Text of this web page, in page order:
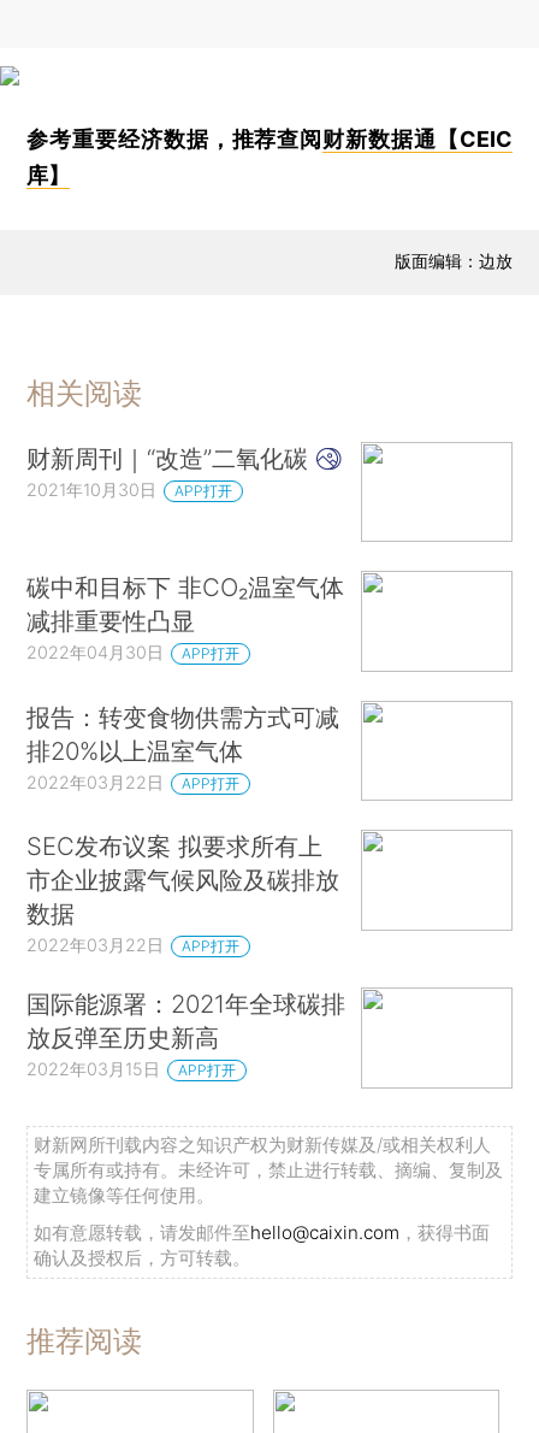
参考重要经济数据，推荐查阅 财新数据通【CEIC
库】
版面编辑：边放
相关阅读
财新周刊｜“改造”二氧化碳
2021年10月30日 APP打开
碳中和目标下 非CO₂温室气体
减排重要性凸显
2022年04月30日 APP打开
报告：转变食物供需方式可减
排20%以上温室气体
2022年03月22日 APP打开
SEC发布议案 拟要求所有上
市企业披露气候风险及碳排放
数据
2022年03月22日 APP打开
国际能源署：2021年全球碳排
放反弹至历史新高
2022年03月15日 APP打开
财新网所刊载内容之知识产权为财新传媒及/或相关权利人
专属所有或持有。未经许可，禁止进行转载、摘编、复制及
建立镜像等任何使用。
如有意愿转载，请发邮件至hello@caixin.com ，获得书面
确认及授权后，方可转载。
推荐阅读